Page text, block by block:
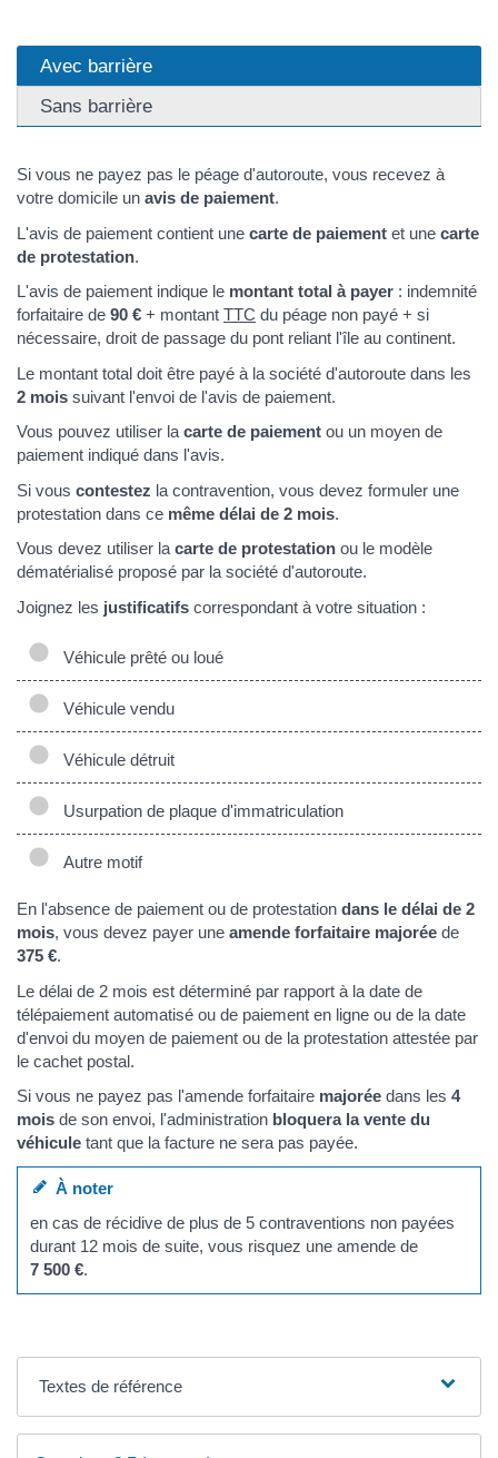
Avec barrière
Sans barrière
Si vous ne payez pas le péage d'autoroute, vous recevez à
votre domicile un avis de paiement.
L'avis de paiement contient une carte de paiement et une carte
de protestation.
L'avis de paiement indique le montant total à payer : indemnité
forfaitaire de 90 € + montant TTC du péage non payé + si
nécessaire, droit de passage du pont reliant l'île au continent.
Le montant total doit être payé à la société d'autoroute dans les
2 mois suivant l'envoi de l'avis de paiement.
Vous pouvez utiliser la carte de paiement ou un moyen de
paiement indiqué dans l'avis.
Si vous contestez la contravention, vous devez formuler une
protestation dans ce même délai de 2 mois.
Vous devez utiliser la carte de protestation ou le modèle
dématérialisé proposé par la société d'autoroute.
Joignez les justificatifs correspondant à votre situation :
Véhicule prêté ou loué
Véhicule vendu
Véhicule détruit
Usurpation de plaque d'immatriculation
Autre motif
En l'absence de paiement ou de protestation dans le délai de 2
mois, vous devez payer une amende forfaitaire majorée de
375 €.
Le délai de 2 mois est déterminé par rapport à la date de
télépaiement automatisé ou de paiement en ligne ou de la date
d'envoi du moyen de paiement ou de la protestation attestée par
le cachet postal.
Si vous ne payez pas l'amende forfaitaire majorée dans les 4
mois de son envoi, l'administration bloquera la vente du
véhicule tant que la facture ne sera pas payée.
À noter
en cas de récidive de plus de 5 contraventions non payées
durant 12 mois de suite, vous risquez une amende de
7 500 €.
Textes de référence